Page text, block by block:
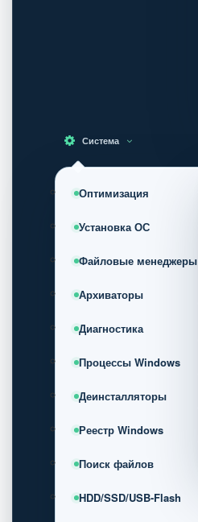
Система
Оптимизация
Установка ОС
Файловые менеджеры
Архиваторы
Диагностика
Процессы Windows
Деинсталляторы
Реестр Windows
Поиск файлов
HDD/SSD/USB-Flash